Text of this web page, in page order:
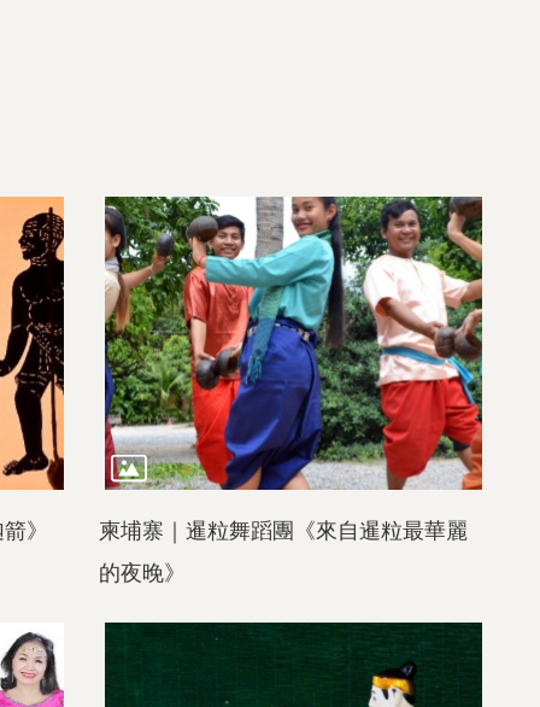
》
柬埔寨｜暹粒舞蹈團《來自暹粒最華麗
的夜晚》